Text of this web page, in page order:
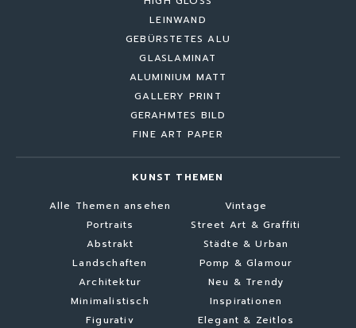
LEINWAND
GEBÜRSTETES ALU
GLASLAMINAT
ALUMINIUM MATT
GALLERY PRINT
GERAHMTES BILD
FINE ART PAPER
KUNST THEMEN
Alle Themen ansehen
Portraits
Abstrakt
Landschaften
Architektur
Minimalistisch
Figurativ
Vintage
Street Art & Graffiti
Städte & Urban
Pomp & Glamour
Neu & Trendy
Inspirationen
Elegant & Zeitlos